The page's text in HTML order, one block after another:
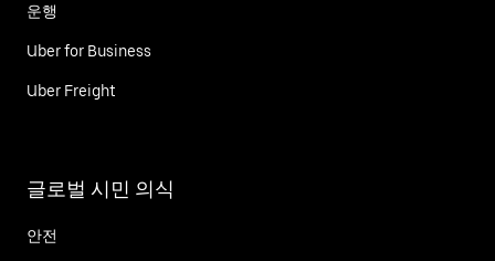
운행
Uber for Business
Uber Freight
글로벌 시민 의식
안전